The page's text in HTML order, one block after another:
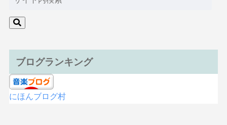
ブログランキング
にほんブログ村